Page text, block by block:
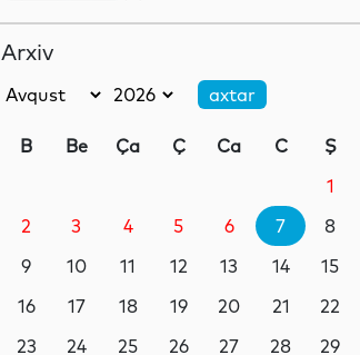
Dünya
tətbiqindən imtina etməyə
çağırıb
Dünya
Ərəbistanında mülki şəxslərə
07 Avqust 16:40
Dünya
Almaniyanın Aİ ÜDM-dəki payı
düşüb
07 Avqust 16:23
Arxiv
B Be Ça Ç Ca C
Ş
1
2
3 4 5 6 7
8
9
10 11 12 13 14
15
16
17 18 19 20 21
22
23
24 25 26 27 28
29